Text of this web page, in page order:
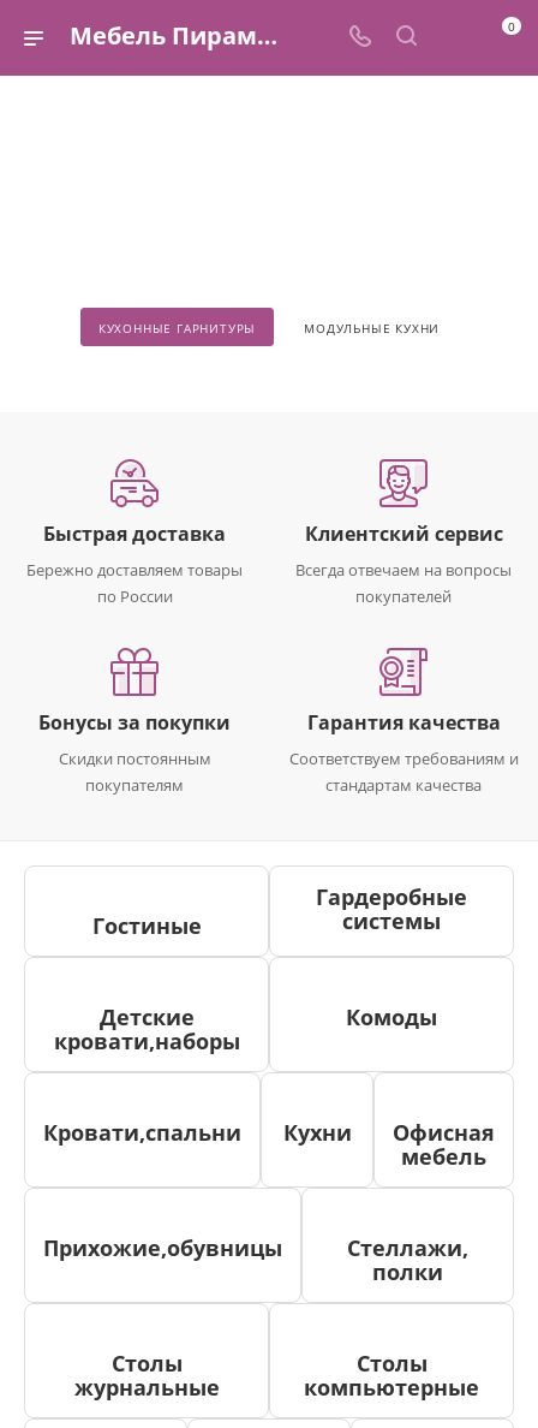
Мебель Пирамида 0
КУХОННЫЕ ГАРНИТУРЫ МОДУЛЬНЫЕ КУХНИ
Быстрая доставка
Бережно доставляем товары
по России
Клиентский сервис
Всегда отвечаем на вопросы
покупателей
Бонусы за покупки
Скидки постоянным
покупателям
Гарантия качества
Соответствуем требованиям и
стандартам качества
Гостиные
Гардеробные
системы
Детские
кровати,наборы
Комоды
Кровати,спальни Кухни
Офисная
мебель
Прихожие,обувницы
Стеллажи,
полки
Столы
журнальные
Столы
компьютерные